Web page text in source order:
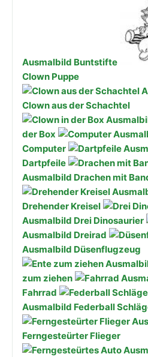
Ausmalbild Buntstifte
Clown Puppe
Clown aus der Schachtel
der Box
Computer
Dartpfeile
Ausmalbild Drachen mit
Drehender Kreisel
Ausmalbild Drei Dinosaurier
Ausmalbild Dreirad
Ausmalbild Düsenflugzeug
zum ziehen
Fahrrad
Ausmalbild Federball
Ferngesteürter Flieger